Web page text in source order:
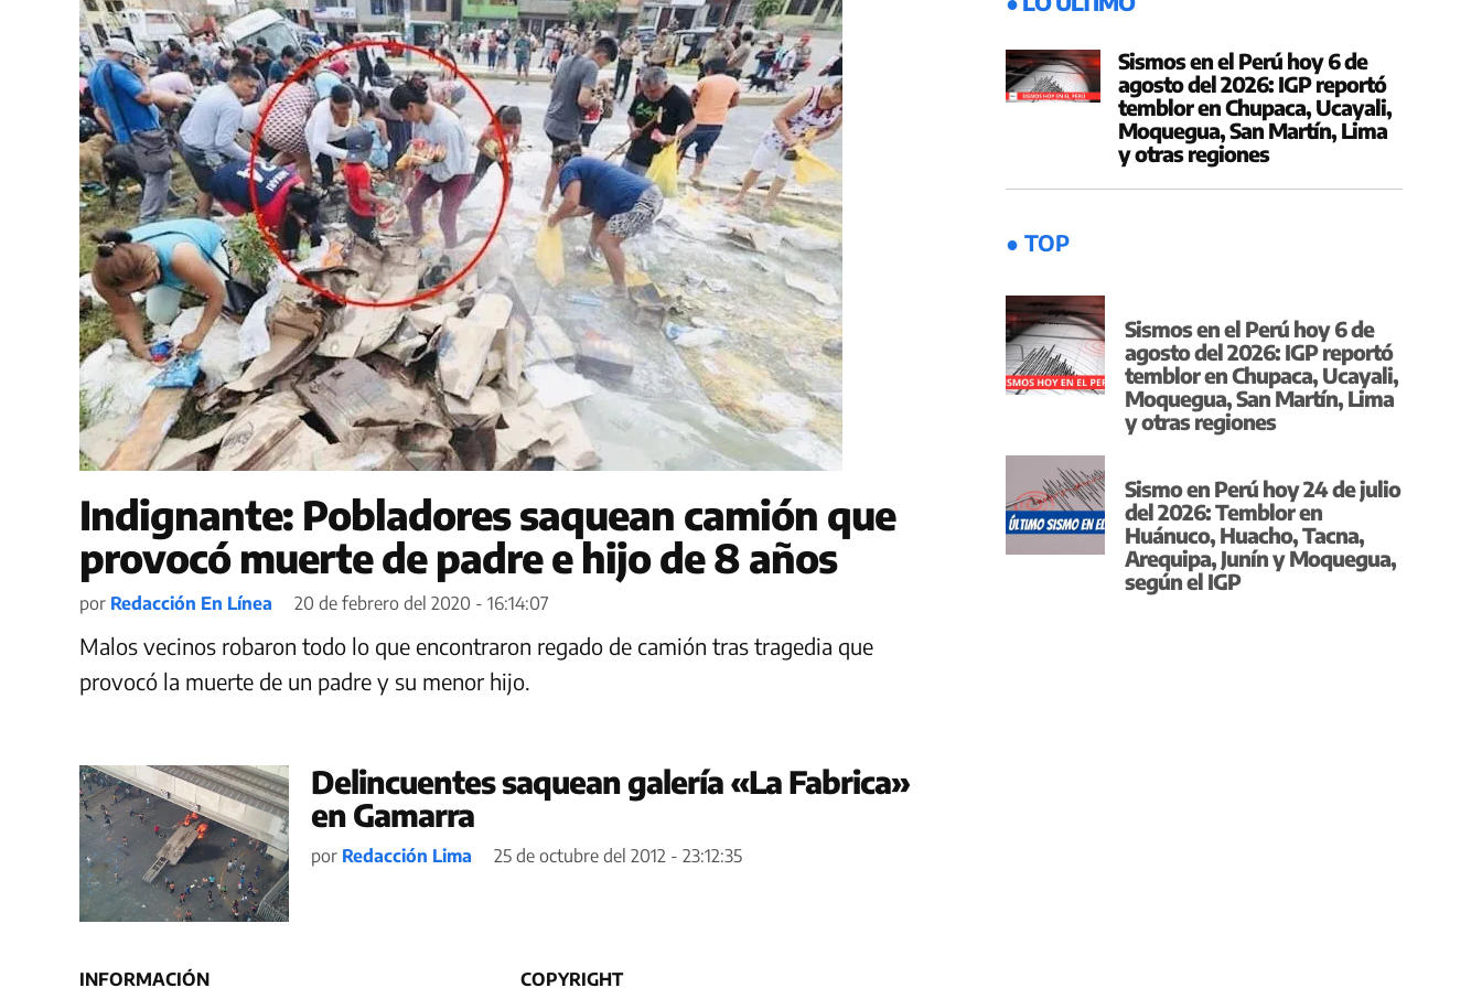
Indignante: Pobladores saquean camión que
provocó muerte de padre e hijo de 8 años
por Redacción En Línea 20 de febrero del 2020 - 16:14:07
Malos vecinos robaron todo lo que encontraron regado de camión tras tragedia que
provocó la muerte de un padre y su menor hijo.
Delincuentes saquean galería «La Fabrica»
en Gamarra
por Redacción Lima 25 de octubre del 2012 - 23:12:35
Sismos en el Perú hoy 6 de
agosto del 2026: IGP reportó
temblor en Chupaca, Ucayali,
Moquegua, San Martín, Lima
y otras regiones
● TOP
Sismos en el Perú hoy 6 de
agosto del 2026: IGP reportó
temblor en Chupaca, Ucayali,
Moquegua, San Martín, Lima
y otras regiones
Sismo en Perú hoy 24 de julio
del 2026: Temblor en
Huánuco, Huacho, Tacna,
Arequipa, Junín y Moquegua,
según el IGP
INFORMACIÓN COPYRIGHT